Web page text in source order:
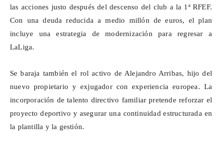
las acciones justo después del descenso del club a la 1ª RFEF.
Con una deuda reducida a medio millón de euros, el plan
incluye una estrategia de modernización para regresar a
LaLiga.
Se baraja también el rol activo de Alejandro Arribas, hijo del
nuevo propietario y exjugador con experiencia europea. La
incorporación de talento directivo familiar pretende reforzar el
proyecto deportivo y asegurar una continuidad estructurada en
la plantilla y la gestión.